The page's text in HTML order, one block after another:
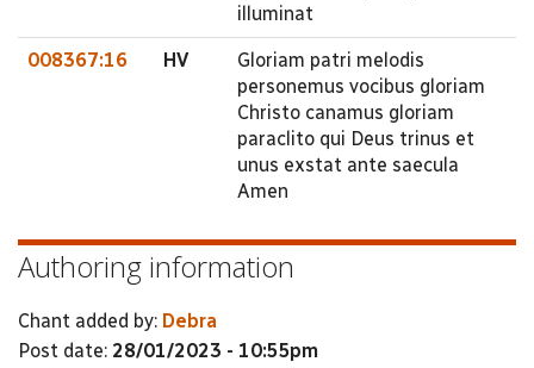
illuminat
008367:16 HV
Gloriam patri melodis
personemus vocibus gloriam
Christo canamus gloriam
paraclito qui Deus trinus et
unus exstat ante saecula
Amen
Authoring information
Chant added by: Debra
Post date: 28/01/2023 - 10:55pm